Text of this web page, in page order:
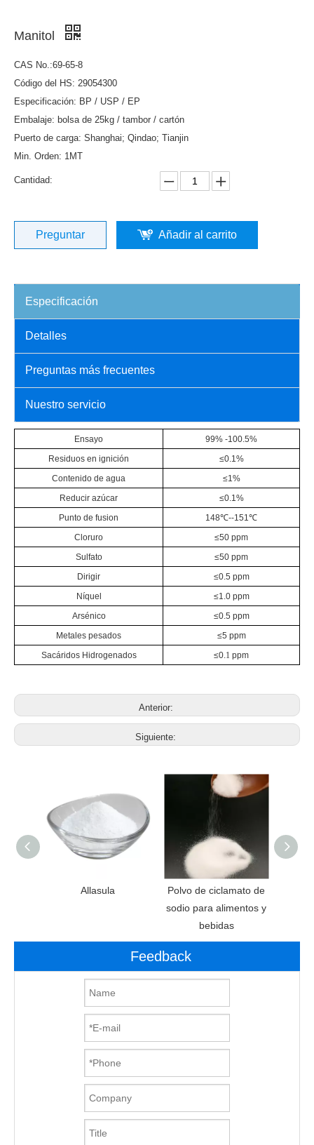
Manitol
CAS No.:69-65-8
Código del HS: 29054300
Especificación: BP / USP / EP
Embalaje: bolsa de 25kg / tambor / cartón
Puerto de carga: Shanghai; Qindao; Tianjin
Min. Orden: 1MT
Cantidad:
Preguntar Añadir al carrito
Especificación
Detalles
Preguntas más frecuentes
Nuestro servicio
Ensayo
99% -100.5%
Residuos en ignición
≤0.1%
Contenido de agua
≤1%
Reducir azúcar
≤0.1%
Punto de fusion
148℃--151℃
Cloruro
≤50 ppm
Sulfato
≤50 ppm
Dirigir
≤0.5 ppm
Níquel
≤1.0 ppm
Arsénico
≤0.5 ppm
Metales pesados
≤5 ppm
Sacáridos Hidrogenados
≤0.1 ppm
Anterior:
Siguiente:
Allasula
Polvo de ciclamato de
sodio para alimentos y
bebidas
Feedback